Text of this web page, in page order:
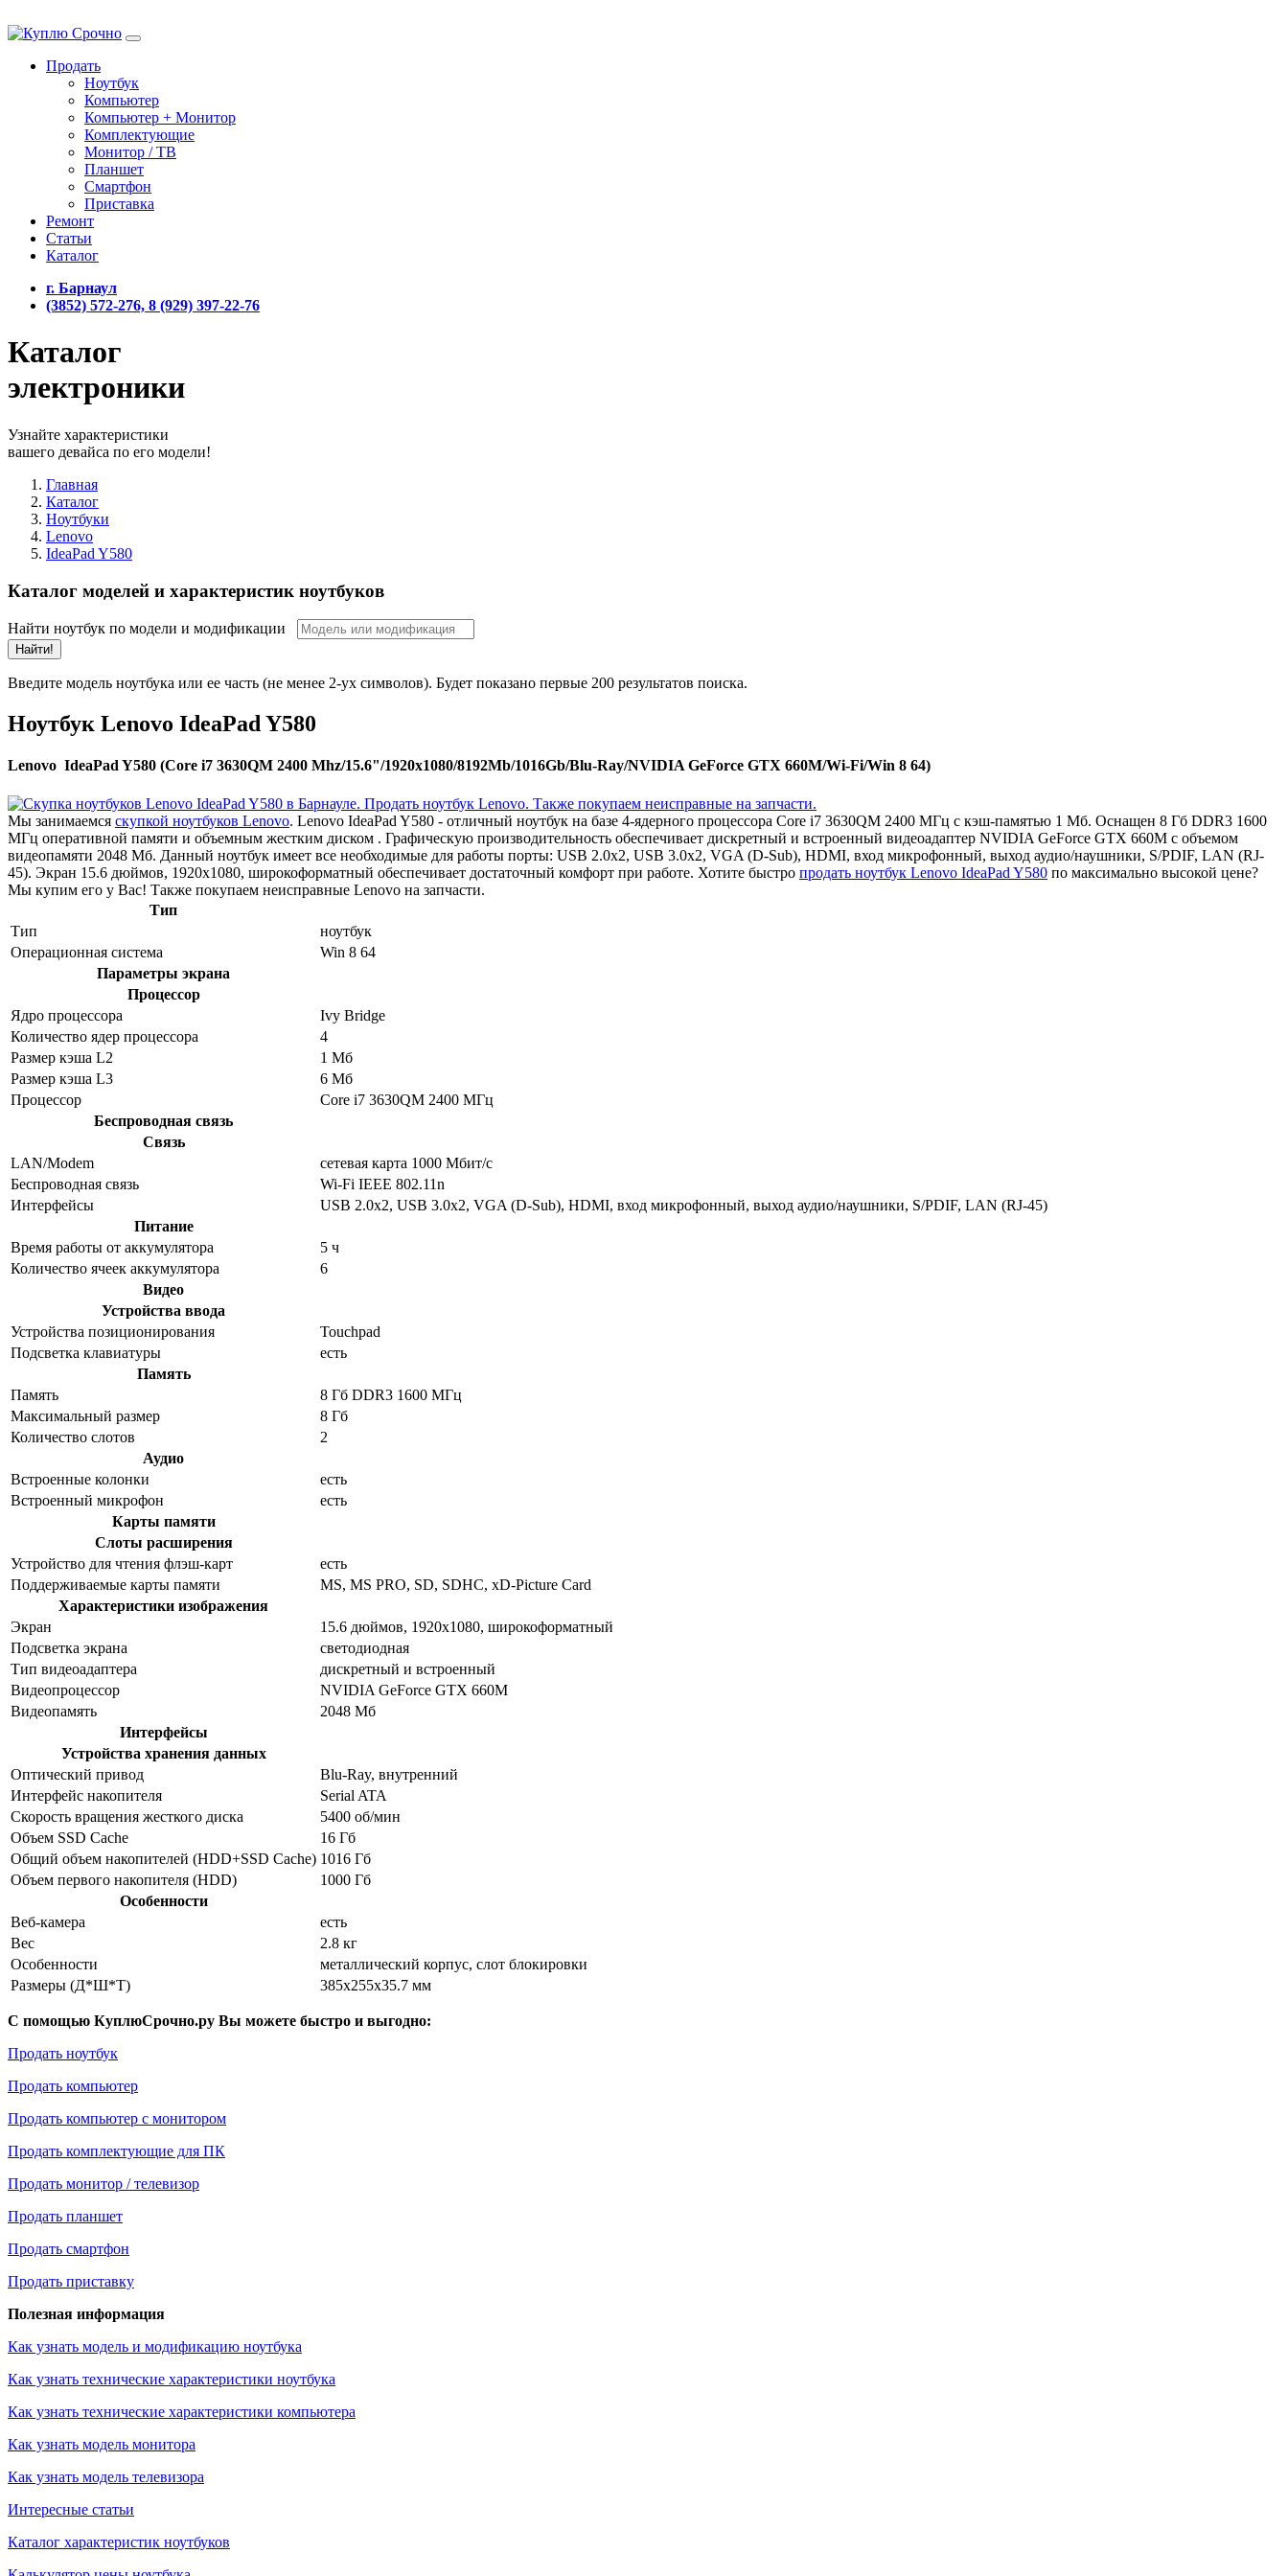
Продать
Ноутбук
Компьютер
Компьютер + Монитор
Комплектующие
Монитор / ТВ
Планшет
Смартфон
Приставка
Ремонт
Статьи
Каталог
г. Барнаул
(3852) 572-276, 8 (929) 397-22-76
Каталог
электроники
Узнайте характеристики
вашего девайса по его модели!
Главная
Каталог
Ноутбуки
Lenovo
IdeaPad Y580
Каталог моделей и характеристик ноутбуков
Найти ноутбук по модели и модификации
Найти!
Введите модель ноутбука или ее часть (не менее 2-ух символов). Будет показано первые 200 результатов поиска.
Ноутбук Lenovo IdeaPad Y580
Lenovo IdeaPad Y580 (Core i7 3630QM 2400 Mhz/15.6"/1920x1080/8192Mb/1016Gb/Blu-Ray/NVIDIA GeForce GTX 660M/Wi-Fi/Win 8 64)
Мы занимаемся скупкой ноутбуков Lenovo. Lenovo IdeaPad Y580 - отличный ноутбук на базе 4-ядерного процессора Core i7 3630QM 2400 МГц с кэш-памятью 1 Мб. Оснащен 8 Гб DDR3 1600
МГц оперативной памяти и объемным жестким диском . Графическую производительность обеспечивает дискретный и встроенный видеоадаптер NVIDIA GeForce GTX 660M с объемом
видеопамяти 2048 Мб. Данный ноутбук имеет все необходимые для работы порты: USB 2.0x2, USB 3.0x2, VGA (D-Sub), HDMI, вход микрофонный, выход аудио/наушники, S/PDIF, LAN (RJ-
45). Экран 15.6 дюймов, 1920x1080, широкоформатный обеспечивает достаточный комфорт при работе. Хотите быстро продать ноутбук Lenovo IdeaPad Y580 по максимально высокой цене?
Мы купим его у Вас! Также покупаем неисправные Lenovo на запчасти.
Тип
Тип
ноутбук
Операционная система
Win 8 64
Параметры экрана
Процессор
Ядро процессора
Ivy Bridge
Количество ядер процессора
4
Размер кэша L2
1 Мб
Размер кэша L3
6 Мб
Процессор
Core i7 3630QM 2400 МГц
Беспроводная связь
Связь
LAN/Modem
сетевая карта 1000 Мбит/c
Беспроводная связь
Wi-Fi IEEE 802.11n
Интерфейсы
USB 2.0x2, USB 3.0x2, VGA (D-Sub), HDMI, вход микрофонный, выход аудио/наушники, S/PDIF, LAN (RJ-45)
Питание
Время работы от аккумулятора
5 ч
Количество ячеек аккумулятора
6
Видео
Устройства ввода
Устройства позиционирования
Touchpad
Подсветка клавиатуры
есть
Память
Память
8 Гб DDR3 1600 МГц
Максимальный размер
8 Гб
Количество слотов
2
Аудио
Встроенные колонки
есть
Встроенный микрофон
есть
Карты памяти
Слоты расширения
Устройство для чтения флэш-карт
есть
Поддерживаемые карты памяти
MS, MS PRO, SD, SDHC, xD-Picture Card
Характеристики изображения
Экран
15.6 дюймов, 1920x1080, широкоформатный
Подсветка экрана
светодиодная
Тип видеоадаптера
дискретный и встроенный
Видеопроцессор
NVIDIA GeForce GTX 660M
Видеопамять
2048 Мб
Интерфейсы
Устройства хранения данных
Оптический привод
Blu-Ray, внутренний
Интерфейс накопителя
Serial ATA
Скорость вращения жесткого диска
5400 об/мин
Объем SSD Cache
16 Гб
Общий объем накопителей (HDD+SSD Cache) 1016 Гб
Объем первого накопителя (HDD)
1000 Гб
Особенности
Веб-камера
есть
Вес
2.8 кг
Особенности
металлический корпус, слот блокировки
Размеры (Д*Ш*Т)
385x255x35.7 мм
С помощью КуплюСрочно.ру Вы можете быстро и выгодно:
Продать ноутбук
Продать компьютер
Продать компьютер с монитором
Продать комплектующие для ПК
Продать монитор / телевизор
Продать планшет
Продать смартфон
Продать приставку
Полезная информация
Как узнать модель и модификацию ноутбука
Как узнать технические характеристики ноутбука
Как узнать технические характеристики компьютера
Как узнать модель монитора
Как узнать модель телевизора
Интересные статьи
Каталог характеристик ноутбуков